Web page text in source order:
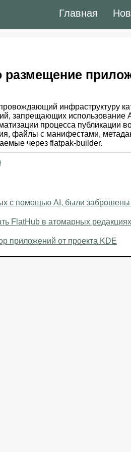
Главная
инфраструктуру
запрещающих использование
процесса публикации
файлы с манифестами,
через flatpak-builder.
с помощью AI, были заброшены
FlatHub в атомарных
приложений от проекта KDE